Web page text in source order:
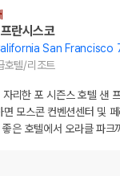
란시스코
San Francisco
호텔/리조트
리한 포 시즌스 호텔 샌
모스콘 컨벤션센터 및
은 호텔에서 오라클 파